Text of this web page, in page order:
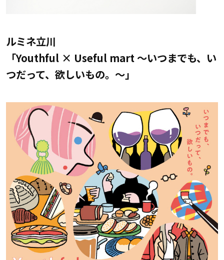
ルミネ立川
「Youthful × Useful mart ～いつまでも、い
つだって、欲しいもの。～」